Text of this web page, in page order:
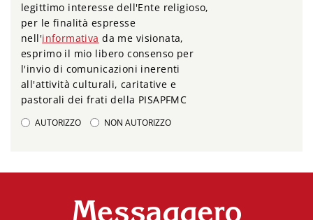
legittimo interesse dell'Ente religioso,
per le finalità espresse
nell'informativa da me visionata,
esprimo il mio libero consenso per
l'invio di comunicazioni inerenti
all'attività culturali, caritative e
pastorali dei frati della PISAPFMC
AUTORIZZO NON AUTORIZZO